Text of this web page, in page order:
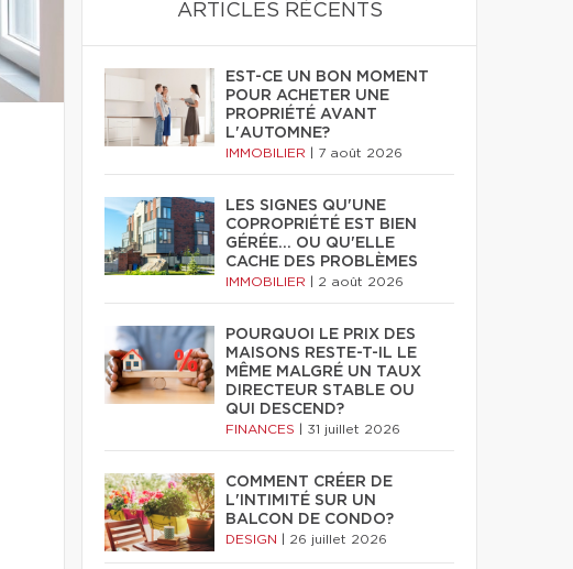
ARTICLES RÉCENTS
EST-CE UN BON MOMENT
POUR ACHETER UNE
PROPRIÉTÉ AVANT
L'AUTOMNE?
IMMOBILIER 7 août 2026
LES SIGNES QU'UNE
COPROPRIÉTÉ EST BIEN
GÉRÉE… OU QU'ELLE
CACHE DES PROBLÈMES
IMMOBILIER 2 août 2026
POURQUOI LE PRIX DES
MAISONS RESTE-T-IL LE
MÊME MALGRÉ UN TAUX
DIRECTEUR STABLE OU
QUI DESCEND?
FINANCES 31 juillet 2026
COMMENT CRÉER DE
L'INTIMITÉ SUR UN
BALCON DE CONDO?
DESIGN 26 juillet 2026